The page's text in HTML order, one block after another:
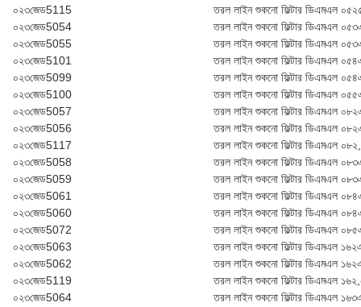
০২৩জেড5115
তরল লাইন শুকনো ফিল্টার ডি‌এম‌এল
০২৩জেড5054
তরল লাইন শুকনো ফিল্টার ডি‌এম‌এল
০২৩জেড5055
তরল লাইন শুকনো ফিল্টার ডি‌এম‌এল
০২৩জেড5101
তরল লাইন শুকনো ফিল্টার ডি‌এম‌এল
০২৩জেড5099
তরল লাইন শুকনো ফিল্টার ডি‌এম‌এল
০২৩জেড5100
তরল লাইন শুকনো ফিল্টার ডি‌এম‌এল
০২৩জেড5057
তরল লাইন শুকনো ফিল্টার ডি‌এম‌এল
০২৩জেড5056
তরল লাইন শুকনো ফিল্টার ডি‌এম‌এল
০২৩জেড5117
তরল লাইন শুকনো ফিল্টার ডি‌এম‌এল
০২৩জেড5058
তরল লাইন শুকনো ফিল্টার ডি‌এম‌এল
০২৩জেড5059
তরল লাইন শুকনো ফিল্টার ডি‌এম‌এল
০২৩জেড5061
তরল লাইন শুকনো ফিল্টার ডি‌এম‌এল
০২৩জেড5060
তরল লাইন শুকনো ফিল্টার ডি‌এম‌এল
০২৩জেড5072
তরল লাইন শুকনো ফিল্টার ডি‌এম‌এল
০২৩জেড5063
তরল লাইন শুকনো ফিল্টার ডি‌এম‌এল
০২৩জেড5062
তরল লাইন শুকনো ফিল্টার ডি‌এম‌এল
০২৩জেড5119
তরল লাইন শুকনো ফিল্টার ডি‌এম‌এল
০২৩জেড5064
তরল লাইন শুকনো ফিল্টার ডি‌এম‌এল